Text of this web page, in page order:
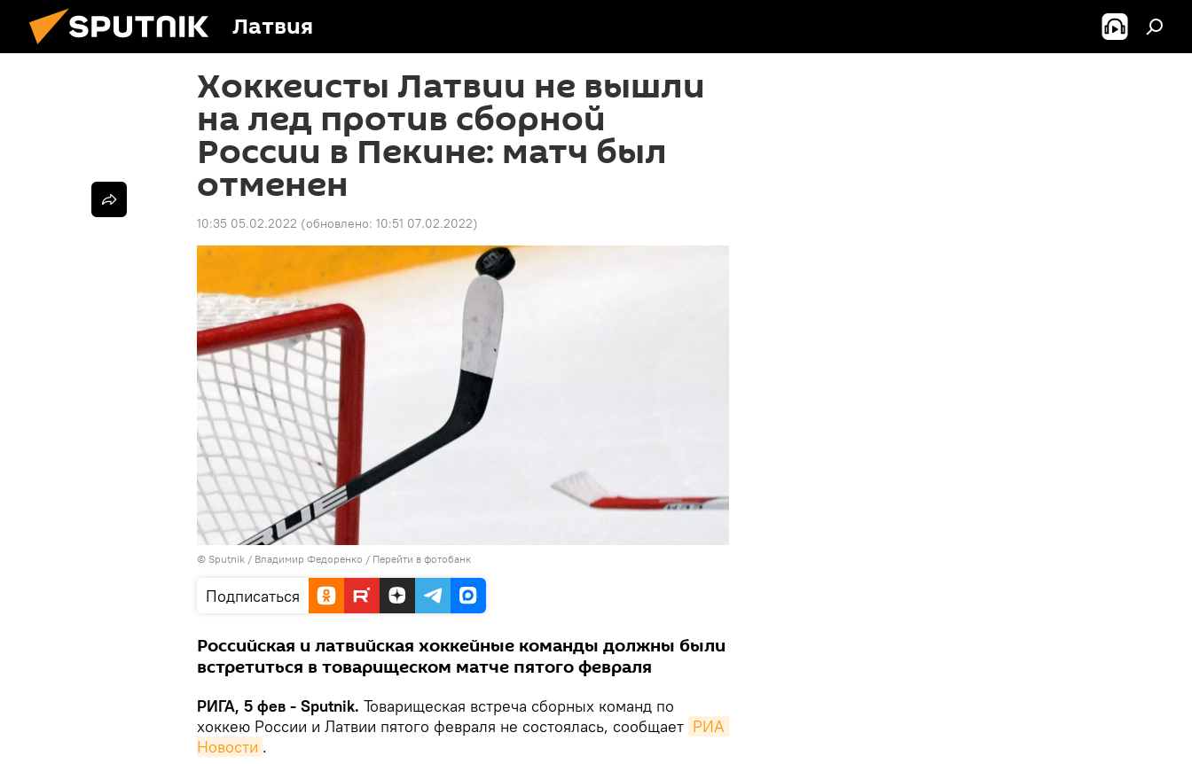
Латвия
Хоккеисты Латвии не вышли
на лед против сборной
России в Пекине: матч был
отменен
10:35 05.02.2022 (обновлено: 10:51 07.02.2022)
© Sputnik / Владимир Федоренко / Перейти в фотобанк
Подписаться
Российская и латвийская хоккейные команды должны были
встретиться в товарищеском матче пятого февраля
РИГА, 5 фев - Sputnik. Товарищеская встреча сборных команд по
хоккею России и Латвии пятого февраля не состоялась, сообщает РИА
Новости .